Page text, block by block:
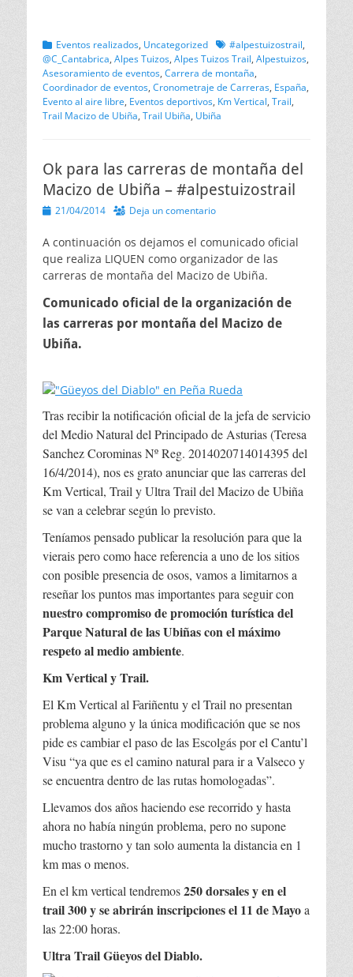
Categorias
Eventos realizados, Uncategorized Etiquetas
#alpestuizostrail,
@C_Cantabrica, Alpes Tuizos, Alpes Tuizos Trail, Alpestuizos,
Asesoramiento de eventos, Carrera de montaña,
Coordinador de eventos, Cronometraje de Carreras, España,
Evento al aire libre, Eventos deportivos, Km Vertical, Trail,
Trail Macizo de Ubiña, Trail Ubiña, Ubiña
Ok para las carreras de montaña del
Macizo de Ubiña – #alpestuizostrail
Publicado
21/04/2014 Deja un comentario
A continuación os dejamos el comunicado oficial
que realiza LIQUEN como organizador de las
carreras de montaña del Macizo de Ubiña.
Comunicado oficial de la organización de
las carreras por montaña del Macizo de
Ubiña.
Tras recibir la notificación oficial de la jefa de servicio
del Medio Natural del Principado de Asturias (Teresa
Sanchez Corominas Nº Reg. 2014020714014395 del
16/4/2014), nos es grato anunciar que las carreras del
Km Vertical, Trail y Ultra Trail del Macizo de Ubiña
se van a celebrar según lo previsto.
Teníamos pensado publicar la resolución para que la
vierais pero como hace referencia a uno de los sitios
con posible presencia de osos, vamos a limitarnos a
reseñar los puntos mas importantes para seguir con
nuestro compromiso de promoción turística del
Parque Natural de las Ubiñas con el máximo
respeto al medio ambiente.
Km Vertical y Trail.
El Km Vertical al Fariñentu y el Trail no presentan
problema alguno y la única modificación que se nos
pide es cambiar el paso de las Escolgás por el Cantu’l
Visu “ya que es el camino natural para ir a Valseco y
se encuentra dentro de las rutas homologadas”.
Llevamos dos años haciendo ese recorrido y hasta
ahora no había ningún problema, pero no supone
mucho trastorno y tan solo aumenta la distancia en 1
km mas o menos.
En el km vertical tendremos250 dorsales y en el
trail 300 y se abrirán inscripciones el 11 de Mayoa
las 22:00 horas.
Ultra Trail Güeyos del Diablo.